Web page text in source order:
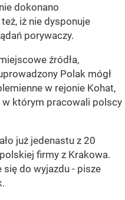
dokonano
iż nie dysponuje
porywaczy.
źródła,
Polak mógł
w rejonie Kohat,
którym pracowali polscy
już jedenastu z 20
firmy z Krakowa.
do wyjazdu - pisze